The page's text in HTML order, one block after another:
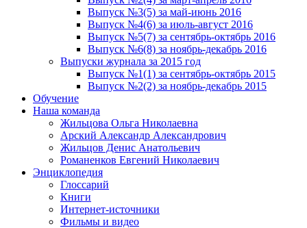
Выпуск №3(5) за май-июнь 2016
Выпуск №4(6) за июль-август 2016
Выпуск №5(7) за сентябрь-октябрь 2016
Выпуск №6(8) за ноябрь-декабрь 2016
Выпуски журнала за 2015 год
Выпуск №1(1) за сентябрь-октябрь 2015
Выпуск №2(2) за ноябрь-декабрь 2015
Обучение
Наша команда
Жильцова Ольга Николаевна
Арский Александр Александрович
Жильцов Денис Анатольевич
Романенков Евгений Николаевич
Энциклопедия
Глоссарий
Книги
Интернет-источники
Фильмы и видео